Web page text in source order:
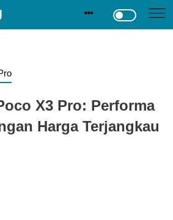
X3 Pro: Performa
Harga Terjangkau